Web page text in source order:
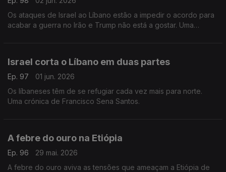
Os ataques de Israel ao Líbano estão a impedir o acordo para
acabar a guerra no Irão e Trump não está a gostar. Uma
Israel corta o Líbano em duas partes
Ep. 97
01 jun. 2026
Os líbaneses têm de se refugiar cada vez mais para norte.
Uma crónica de Francisco Sena Santos.
A febre do ouro na Etiópia
Ep. 96
29 mai. 2026
A febre do ouro aviva as tensões que ameaçam a Etiópia de